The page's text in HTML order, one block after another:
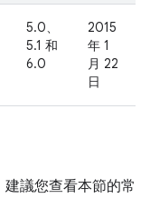
5.0、
5.1 和
6.0
2015
年 1
月 22
日
議您查看本節的常